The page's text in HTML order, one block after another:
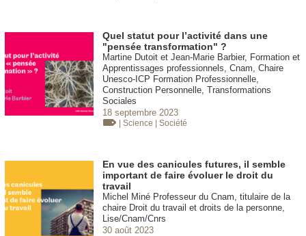
Quel statut pour l’activité dans une
"pensée transformation" ?
Martine Dutoit et Jean-Marie Barbier, Formation et
Apprentissages professionnels, Cnam, Chaire
Unesco-ICP Formation Professionnelle,
Construction Personnelle, Transformations
Sociales
18 septembre 2023
| Science | Société
En vue des canicules futures, il semble
important de faire évoluer le droit du
travail
Michel Miné Professeur du Cnam, titulaire de la
chaire Droit du travail et droits de la personne,
Lise/Cnam/Cnrs
30 août 2023